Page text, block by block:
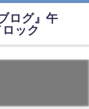
ログ』午
ック